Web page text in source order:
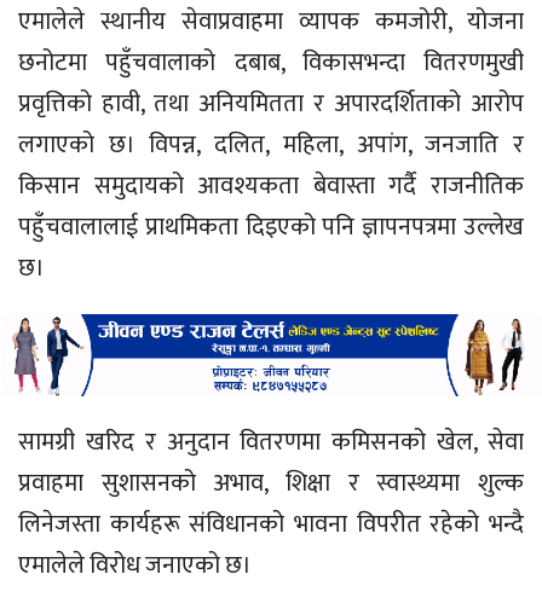
एमालेले स्थानीय सेवाप्रवाहमा व्यापक कमजोरी, योजना
छनोटमा पहुँचवालाको दबाब, विकासभन्दा वितरणमुखी
प्रवृत्तिको हावी, तथा अनियमितता र अपारदर्शिताको आरोप
लगाएको छ। विपन्न, दलित, महिला, अपांग, जनजाति र
किसान समुदायको आवश्यकता बेवास्ता गर्दै राजनीतिक
पहुँचवालालाई प्राथमिकता दिइएको पनि ज्ञापनपत्रमा उल्लेख
छ।
सामग्री खरिद र अनुदान वितरणमा कमिसनको खेल, सेवा
प्रवाहमा सुशासनको अभाव, शिक्षा र स्वास्थ्यमा शुल्क
लिनेजस्ता कार्यहरू संविधानको भावना विपरीत रहेको भन्दै
एमालेले विरोध जनाएको छ।